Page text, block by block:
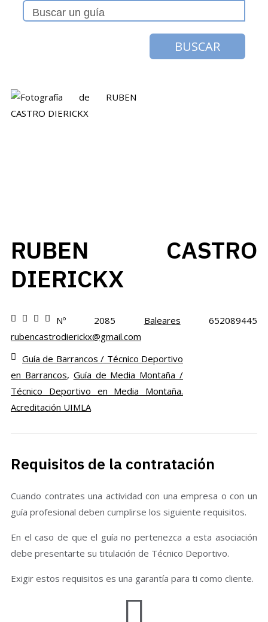
BUSCAR
RUBEN CASTRO
DIERICKX
Nº 2085 Baleares
652089445
rubencastrodierickx@gmail.com
Guía de Barrancos / Técnico Deportivo
en Barrancos, Guía de Media Montaña /
Técnico Deportivo en Media Montaña.
Acreditación UIMLA
Requisitos de la contratación
Cuando contrates una actividad con una empresa o con un
guía profesional deben cumplirse los siguiente requisitos.
En el caso de que el guía no pertenezca a esta asociación
debe presentarte su titulación de Técnico Deportivo.
Exigir estos requisitos es una garantía para ti como cliente.